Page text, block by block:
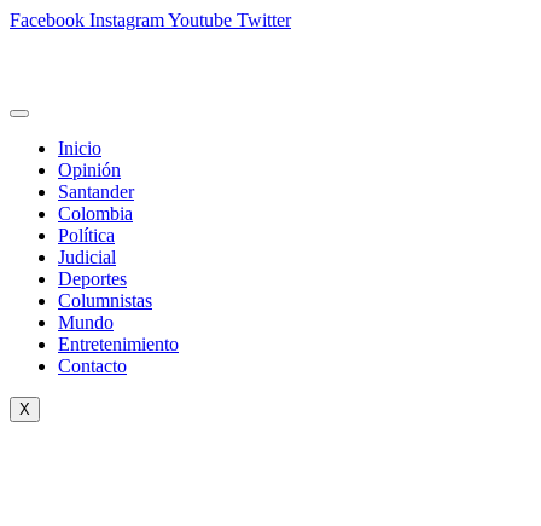
Facebook InstagramYoutube Twitter
Inicio
Opinión
Santander
Colombia
Política
Judicial
Deportes
Columnistas
Mundo
Entretenimiento
Contacto
X